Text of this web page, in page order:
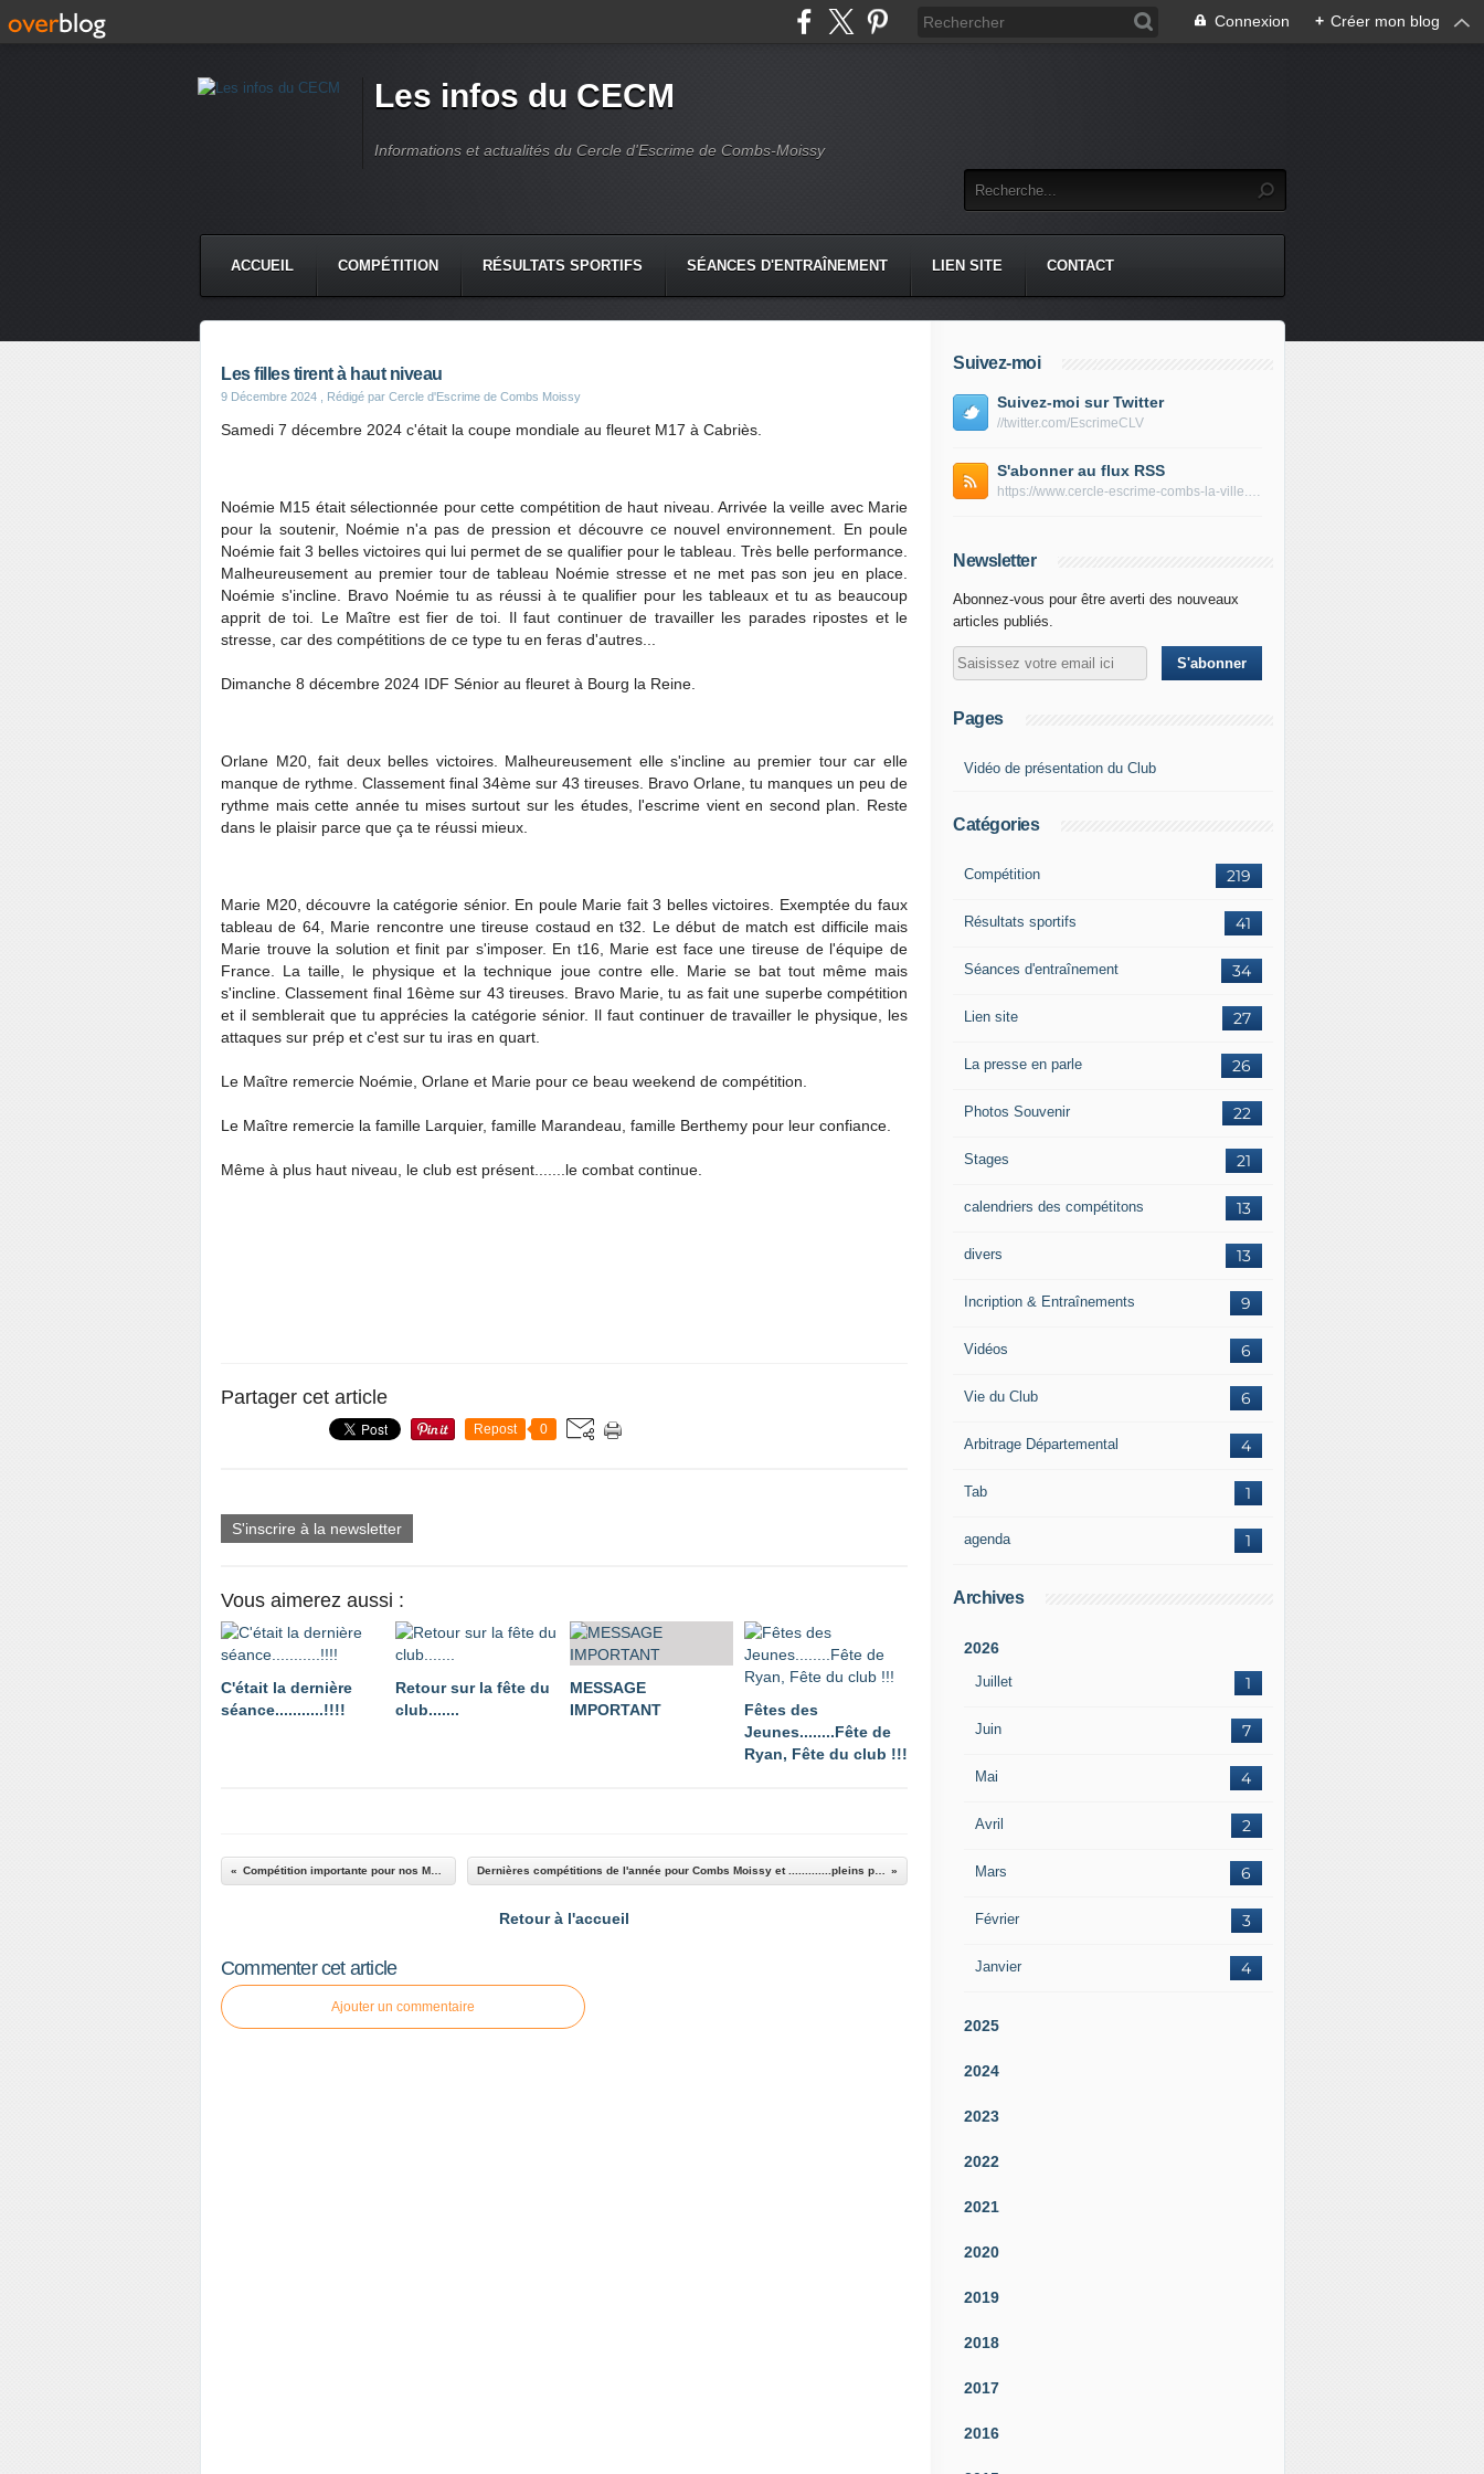
Connexion + Créer mon blog
Les infos du CECM
Informations et actualités du Cercle d'Escrime de Combs-Moissy
ACCUEIL COMPÉTITION RÉSULTATS SPORTIFS SÉANCES D'ENTRAÎNEMENT LIEN SITE CONTACT
Les filles tirent à haut niveau
9 Décembre 2024 , Rédigé par Cercle d'Escrime de Combs Moissy
Samedi 7 décembre 2024 c'était la coupe mondiale au fleuret M17 à Cabriès.
Noémie M15 était sélectionnée pour cette compétition de haut niveau. Arrivée la veille avec Marie
pour la soutenir, Noémie n'a pas de pression et découvre ce nouvel environnement. En poule
Noémie fait 3 belles victoires qui lui permet de se qualifier pour le tableau. Très belle performance.
Malheureusement au premier tour de tableau Noémie stresse et ne met pas son jeu en place.
Noémie s'incline. Bravo Noémie tu as réussi à te qualifier pour les tableaux et tu as beaucoup
apprit de toi. Le Maître est fier de toi. Il faut continuer de travailler les parades ripostes et le
stresse, car des compétitions de ce type tu en feras d'autres...
Dimanche 8 décembre 2024 IDF Sénior au fleuret à Bourg la Reine.
Orlane M20, fait deux belles victoires. Malheureusement elle s'incline au premier tour car elle
manque de rythme. Classement final 34ème sur 43 tireuses. Bravo Orlane, tu manques un peu de
rythme mais cette année tu mises surtout sur les études, l'escrime vient en second plan. Reste
dans le plaisir parce que ça te réussi mieux.
Marie M20, découvre la catégorie sénior. En poule Marie fait 3 belles victoires. Exemptée du faux
tableau de 64, Marie rencontre une tireuse costaud en t32. Le début de match est difficile mais
Marie trouve la solution et finit par s'imposer. En t16, Marie est face une tireuse de l'équipe de
France. La taille, le physique et la technique joue contre elle. Marie se bat tout même mais
s'incline. Classement final 16ème sur 43 tireuses. Bravo Marie, tu as fait une superbe compétition
et il semblerait que tu apprécies la catégorie sénior. Il faut continuer de travailler le physique, les
attaques sur prép et c'est sur tu iras en quart.
Le Maître remercie Noémie, Orlane et Marie pour ce beau weekend de compétition.
Le Maître remercie la famille Larquier, famille Marandeau, famille Berthemy pour leur confiance.
Même à plus haut niveau, le club est présent.......le combat continue.
Partager cet article
Repost 0
S'inscrire à la newsletter
Vous aimerez aussi :
C'était la dernière
séance...........!!!!
Retour sur la fête du
club.......
MESSAGE
IMPORTANT
Fêtes des
Jeunes........Fête de
Ryan, Fête du club !!!
Dernières compétitions de l'année pour Combs Moissy et .............pleins pleins de médailles.
Retour à l'accueil
Commenter cet article
Ajouter un commentaire
Suivez-moi
Suivez-moi sur Twitter
//twitter.com/EscrimeCLV
S'abonner au flux RSS
https://www.cercle-escrime-combs-la-ville.fr/rss
Newsletter
Abonnez-vous pour être averti des nouveaux
articles publiés.
Pages
Vidéo de présentation du Club
Catégories
219
Compétition
41
Résultats sportifs
34
Séances d'entraînement
27
Lien site
26
La presse en parle
22
Photos Souvenir
21
Stages
13
calendriers des compétitons
13
divers
9
Incription & Entraînements
6
Vidéos
6
Vie du Club
4
Arbitrage Départemental
1
Tab
1
agenda
Archives
2026
Juillet 1
Juin 7
Mai 4
Avril 2
Mars 6
Février 3
Janvier 4
2025
2024
2023
2022
2021
2020
2019
2018
2017
2016